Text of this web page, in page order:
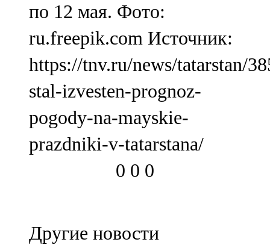
по 12 мая. Фото:
ru.freepik.com Источник:
https://tnv.ru/news/tatarstan/
stal-izvesten-prognoz-
pogody-na-mayskie-
prazdniki-v-tatarstana/
0 0 0
Другие новости